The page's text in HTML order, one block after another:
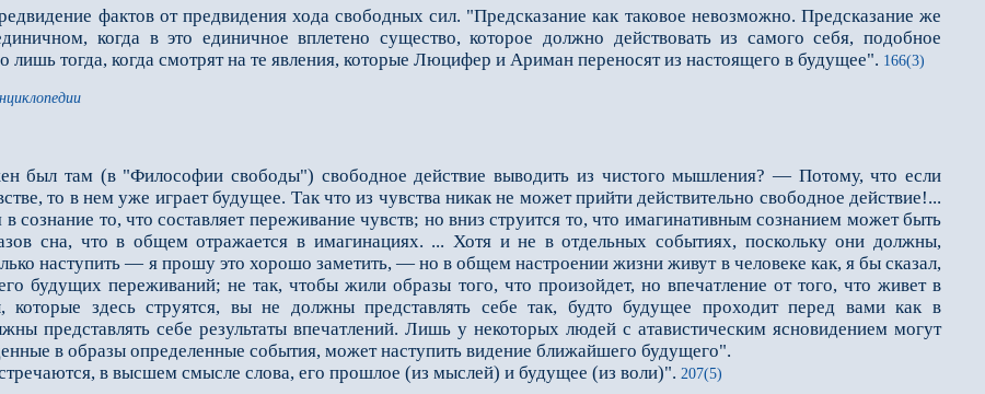
фактов от предвидения хода свободных сил. "Предсказание как таковое невозможно. Предсказание же
когда в это единичное вплетено существо, которое должно действовать из самого себя, подобное
лишь тогда, когда смотрят на те явления, которые Люцифер и Ариман переносят из настоящего в будущее". 166(3)
был там (в "Философии свободы") свободное действие выводить из чистого мышления? — Потому, что если
то в нем уже играет будущее. Так что из чувства никак не может прийти действительно свободное действие!...
в сознание то, что составляет переживание чувств; но вниз струится то, что имагинативным сознанием может быть
сна, что в общем отражается в имагинациях. ... Хотя и не в отдельных событиях, поскольку они должны,
наступить — я прошу это хорошо заметить, — но в общем настроении жизни живут в человеке как, я бы сказал,
будущих переживаний; не так, чтобы жили образы того, что произойдет, но впечатление от того, что живет в
которые здесь струятся, вы не должны представлять себе так, будто будущее проходит перед вами как в
представлять себе результаты впечатлений. Лишь у некоторых людей с атавистическим ясновидением могут
в образы определенные события, может наступить видение ближайшего буду­щего".
в высшем смысле слова, его прошлое (из мыслей) и будущее (из воли)". 207(5)